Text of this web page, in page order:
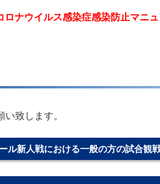
ロナウイルス感染症感染防止マニ
致します。
ル新人戦における一般の方の試合観